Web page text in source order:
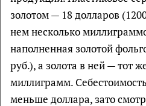
золотом — 18 долларов
нем несколько
наполненная золотой
руб.), а золота в ней — тот
миллиграмм.
меньше доллара, зато